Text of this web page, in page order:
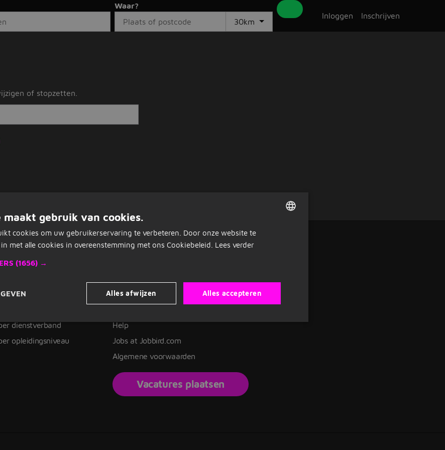
Waar?
30km
Inloggen Inschrijven
of stopzetten.
locatie
dienstverband
opleidingsniveau
Jobbird
Jobs Deutschland
Help
Jobs at Jobbird.com
Algemene voorwaarden
Vacatures plaatsen
maakt gebruik van cookies.
cookies om uw gebruikerservaring te verbeteren. Door onze website te
met alle cookies in overeenstemming met ons Cookiebeleid. Lees verder
(1656) →
Alles accepteren
Alles afwijzen